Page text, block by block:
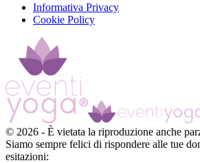
Informativa Privacy
Cookie Policy
© 2026 - È vietata la riproduzione anche
Siamo sempre felici di rispondere alle tue
esitazioni: